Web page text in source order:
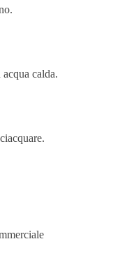
calda.